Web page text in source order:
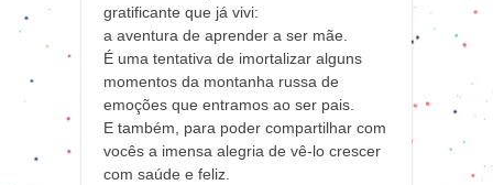
gratificante que já vivi:
a aventura de aprender a ser mãe.
É uma tentativa de imortalizar alguns
momentos da montanha russa de
emoções que entramos ao ser pais.
E também, para poder compartilhar com
vocês a imensa alegria de vê-lo crescer
com saúde e feliz.